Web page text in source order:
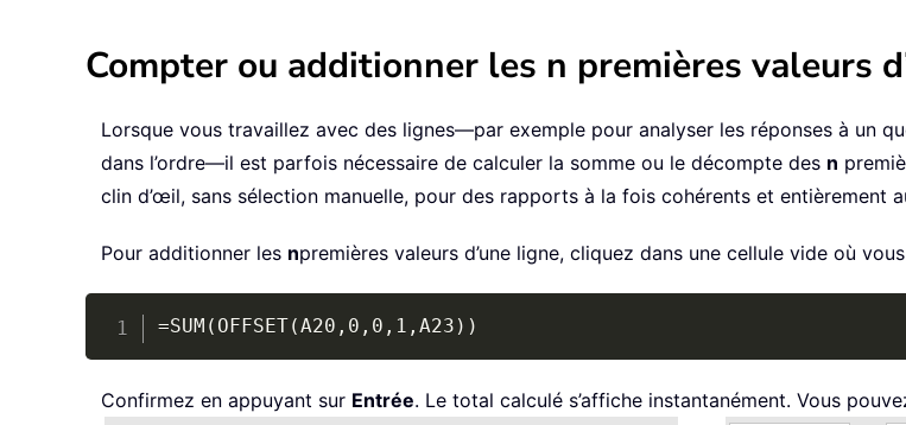
Compter ou additionner les n premières valeurs
Lorsque vous travaillez avec des lignes—par exemple pour analyser les réponses à un
dans l’ordre—il est parfois nécessaire de calculer la somme ou le décompte des n
clin d’œil, sans sélection manuelle, pour des rapports à la fois cohérents et entièrement
Pour additionner les npremières valeurs d’une ligne, cliquez dans une cellule vide où
=SUM(OFFSET(A20,0,0,1,A23))
Confirmez en appuyant sur Entrée. Le total calculé s’affiche instantanément. Vous